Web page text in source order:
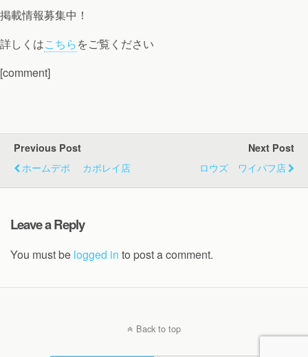
掲載情報募集中！
詳しくはこちらをご覧ください
[comment]
Previous Post
ホームデポ カポレイ店
Next Post
ロウズ ワイパフ店
Leave a Reply
You must be logged in to post a comment.
Back to top